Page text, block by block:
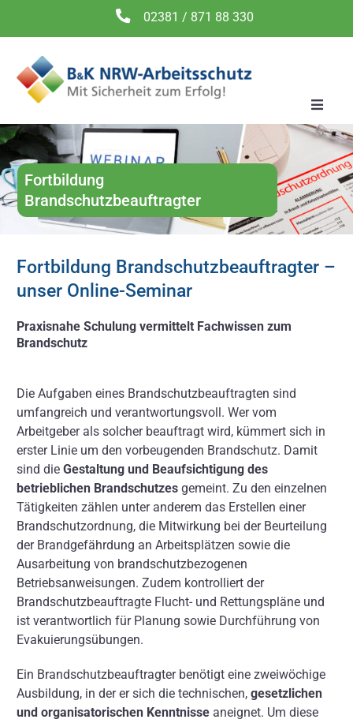
02381 / 871 88 330
Toggle
Arbeitssicherheit
Brandschutz
Seminare
Gesetze
Kontakt
Fortbildung
Brandschutzbeauftragter
Fortbildung Brandschutzbeauftragter –
unser Online-Seminar
Praxisnahe Schulung vermittelt Fachwissen zum
Brandschutz
Die Aufgaben eines Brandschutzbeauftragten sind
umfangreich und verantwortungsvoll. Wer vom
Arbeitgeber als solcher beauftragt wird, kümmert sich in
erster Linie um den vorbeugenden Brandschutz. Damit
sind dieGestaltung und Beaufsichtigung des
betrieblichen Brandschutzesgemeint. Zu den einzelnen
Tätigkeiten zählen unter anderem das Erstellen einer
Brandschutzordnung, die Mitwirkung bei der Beurteilung
der Brandgefährdung an Arbeitsplätzen sowie die
Ausarbeitung von brandschutzbezogenen
Betriebsanweisungen. Zudem kontrolliert der
Brandschutzbeauftragte Flucht- und Rettungspläne und
ist verantwortlich für Planung sowie Durchführung von
Evakuierungsübungen.
Ein Brandschutzbeauftragter benötigt eine zweiwöchige
Ausbildung, in der er sich die technischen, gesetzlichen
und organisatorischen Kenntnisse aneignet. Um diese